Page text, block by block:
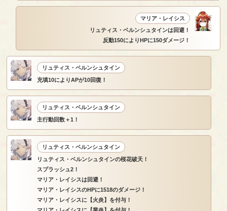
マリア・レイシス
リュティス・ベルンシュタインは回避！
反動150によりHPに150ダメージ！
リュティス・ベルンシュタイン
充填10によりAPが10回復！
リュティス・ベルンシュタイン
主行動回数＋1！
リュティス・ベルンシュタイン
リュティス・ベルンシュタインの桜花破天！
スプラッシュ2！
マリア・レイシスは回避！
マリア・レイシスのHPに1518のダメージ！
マリア・レイシスに【火炎】を付与！